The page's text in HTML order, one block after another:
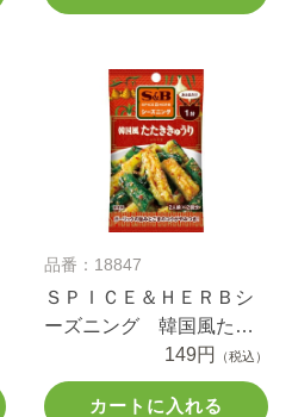
品番：18847
ＳＰＩＣＥ＆ＨＥＲＢシ
ーズニング 韓国風たた
ききゅうり １１ｇ
149円 （税込）
カートに入れる